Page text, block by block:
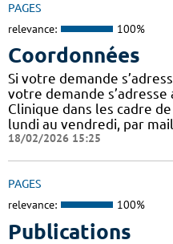
PAGES
relevance: 100%
Coordonnées
Si votre demande
votre demande
Clinique dans les cadre
lundi au vendredi, par
18/02/2026 15:25
PAGES
relevance: 100%
Publications